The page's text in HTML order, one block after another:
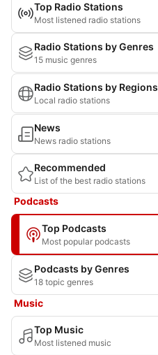
Top Radio Stations
Most listened radio stations
Radio Stations by Genres
15 music genres
Radio Stations by Regions
Local radio stations
News
News radio stations
Recommended
List of the best radio stations
Podcasts
Top Podcasts
Most popular podcasts
Podcasts by Genres
18 topic genres
Music
Top Music
Most listened music